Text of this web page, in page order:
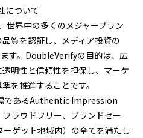
について
界中の多くのメジャーブラン
質を認証し、メディア投資の
す。DoubleVerifyの目的は、広
明性と信頼性を担保し、マーケ
を推進することです。
であるAuthentic Impression
ラウドフリー、ブランドセー
ゲット地域内）の全てを満たし